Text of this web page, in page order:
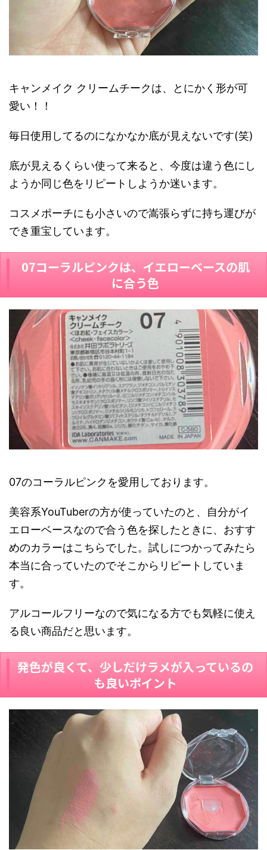
キャンメイク クリームチークは、
とにかく形が可
愛い！！
毎日使用してるのになかなか底が見えないです(笑)
底が見えるくらい使って来ると、今度は違う色にし
ようか同じ色をリピートしようか迷います。
コスメポーチにも小さいので嵩張らずに持ち運びが
でき重宝しています。
07コーラルピンクは、イエローベースの肌
に合う色
07のコーラルピンクを愛用しております。
美容系YouTuberの方が使っていたのと、自分がイ
エローベースなので合う色を探したときに、おすす
めのカラーはこちらでした。試しにつかってみたら
本当に合っていたのでそこからリピートしていま
す。
アルコールフリーなので気になる方でも気軽に使え
る良い商品だと思います。
発色が良くて、少しだけラメが入っているの
も良いポイント